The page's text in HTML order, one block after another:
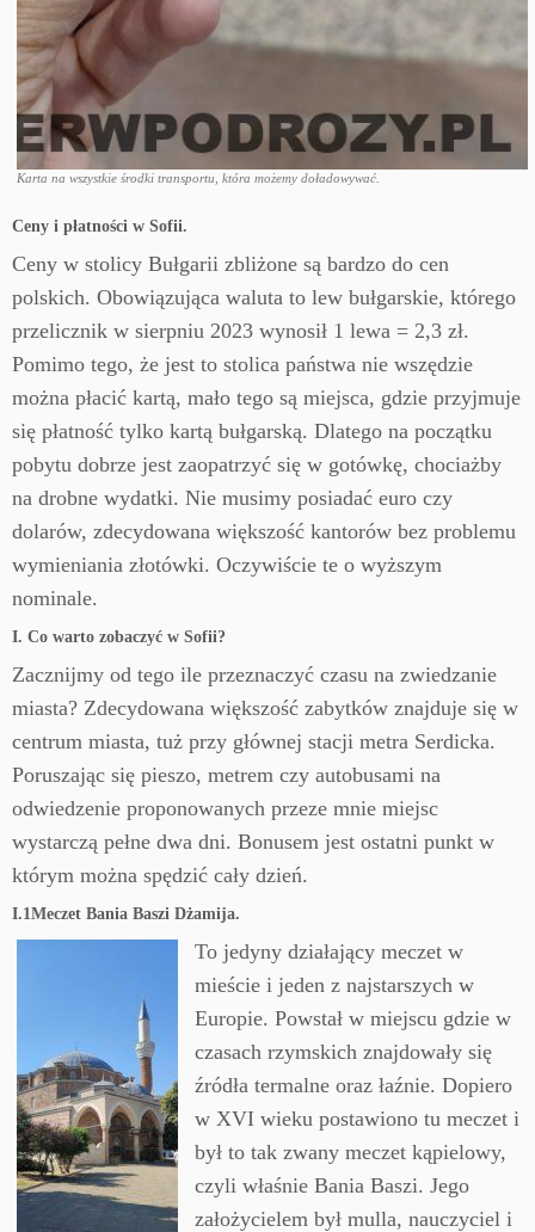
Karta na wszystkie środki transportu, która możemy doładowywać.
Ceny i płatności w Sofii.
Ceny w stolicy Bułgarii zbliżone są bardzo do cen
polskich. Obowiązująca waluta to lew bułgarskie, którego
przelicznik w sierpniu 2023 wynosił 1 lewa = 2,3 zł.
Pomimo tego, że jest to stolica państwa nie wszędzie
można płacić kartą, mało tego są miejsca, gdzie przyjmuje
się płatność tylko kartą bułgarską. Dlatego na początku
pobytu dobrze jest zaopatrzyć się w gotówkę, chociażby
na drobne wydatki. Nie musimy posiadać euro czy
dolarów, zdecydowana większość kantorów bez problemu
wymieniania złotówki. Oczywiście te o wyższym
nominale.
I. Co warto zobaczyć w Sofii?
Zacznijmy od tego ile przeznaczyć czasu na zwiedzanie
miasta? Zdecydowana większość zabytków znajduje się w
centrum miasta, tuż przy głównej stacji metra Serdicka.
Poruszając się pieszo, metrem czy autobusami na
odwiedzenie proponowanych przeze mnie miejsc
wystarczą pełne dwa dni. Bonusem jest ostatni punkt w
którym można spędzić cały dzień.
I.1Meczet Bania Baszi Dżamija.
To jedyny działający meczet w
mieście i jeden z najstarszych w
Europie. Powstał w miejscu gdzie w
czasach rzymskich znajdowały się
źródła termalne oraz łaźnie. Dopiero
w XVI wieku postawiono tu meczet i
był to tak zwany meczet kąpielowy,
czyli właśnie Bania Baszi. Jego
założycielem był mulla, nauczyciel i